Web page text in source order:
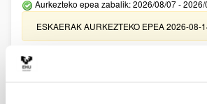
Aurkezteko epea zabalik: 2026/08/07 -
ESKAERAK AURKEZTEKO EPEA 2026-08-
UPV/EHUn Azpiegitura Zientifikoa eta
erosi eta berritzeko laguntzak 2026